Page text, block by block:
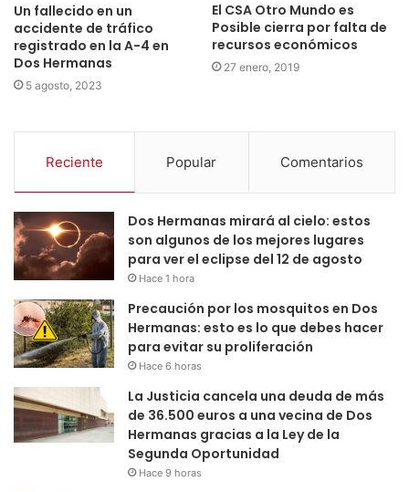
Un fallecido en un
accidente de tráfico
registrado en la A-4 en
Dos Hermanas
5 agosto, 2023
El CSA Otro Mundo es
Posible cierra por falta de
recursos económicos
27 enero, 2019
Reciente Popular Comentarios
Dos Hermanas mirará al cielo: estos
son algunos de los mejores lugares
para ver el eclipse del 12 de agosto
Hace 1 hora
Precaución por los mosquitos en Dos
Hermanas: esto es lo que debes hacer
para evitar su proliferación
Hace 6 horas
La Justicia cancela una deuda de más
de 36.500 euros a una vecina de Dos
Hermanas gracias a la Ley de la
Segunda Oportunidad
Hace 9 horas